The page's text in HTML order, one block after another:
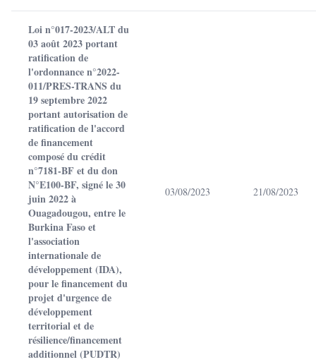
Loi n°017-2023/ALT du
03 août 2023 portant
ratification de
l'ordonnance n°2022-
011/PRES-TRANS du
19 septembre 2022
portant autorisation de
ratification de l'accord
de financement
composé du crédit
n°7181-BF et du don
N°E100-BF, signé le 30
juin 2022 à
Ouagadougou, entre le
Burkina Faso et
l'association
internationale de
développement (IDA),
pour le financement du
projet d'urgence de
développement
territorial et de
résilience/financement
additionnel (PUDTR)
03/08/2023 21/08/2023